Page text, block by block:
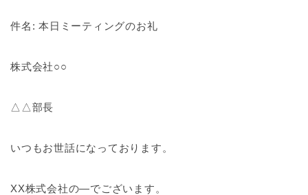
件名: 本日ミーティングのお礼
株式会社○○
△△部長
いつもお世話になっております。
XX株式会社の—でございます。